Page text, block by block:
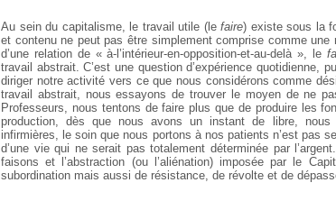
Au sein du capitalisme, le travail utile (le faire) existe sous la
et contenu ne peut pas être simplement comprise comme
d’une relation de « à-l’intérieur-en-opposition-et-au-delà », le
travail abstrait. C’est une question d’expérience quotidienne,
diriger notre activité vers ce que nous considérons comme
travail abstrait, nous essayons de trouver le moyen de ne
Professeurs, nous tentons de faire plus que de produire les
production, dès que nous avons un instant de libre, nous
infirmières, le soin que nous portons à nos patients n’est pas
d’une vie qui ne serait pas totalement déterminée par
faisons et l’abstraction (ou l’aliénation) imposée par le
subordination mais aussi de résistance, de révolte et de